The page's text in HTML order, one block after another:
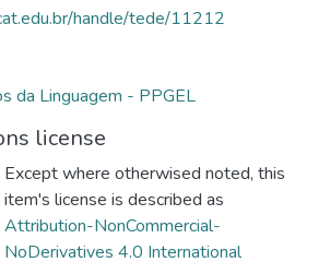
handle/tede/11212
da Linguagem - PPGEL
license
Except where otherwised noted, this
item's license is described as
Attribution-NonCommercial-
NoDerivatives 4.0 International